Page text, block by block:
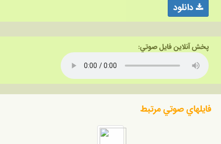
دانلود
پخش آنلاين فايل صوتي:
فايلهاي صوتي مرتبط